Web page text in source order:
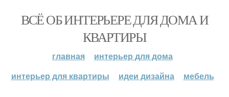
ВСЁ ОБ ИНТЕРЬЕРЕ ДЛЯ ДОМА И
КВАРТИРЫ
главная
интерьер для дома
интерьер для квартиры
идеи дизайна мебель